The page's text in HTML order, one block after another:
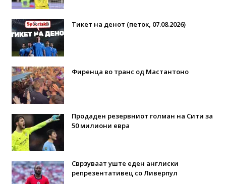
Тикет на денот (петок, 07.08.2026)
Фиренца во транс од Мастантоно
Продаден резервниот голман на Сити за
50 милиони евра
Сврзуваат уште еден англиски
репрезентативец со Ливерпул